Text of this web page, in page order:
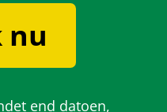
nu
end datoen,